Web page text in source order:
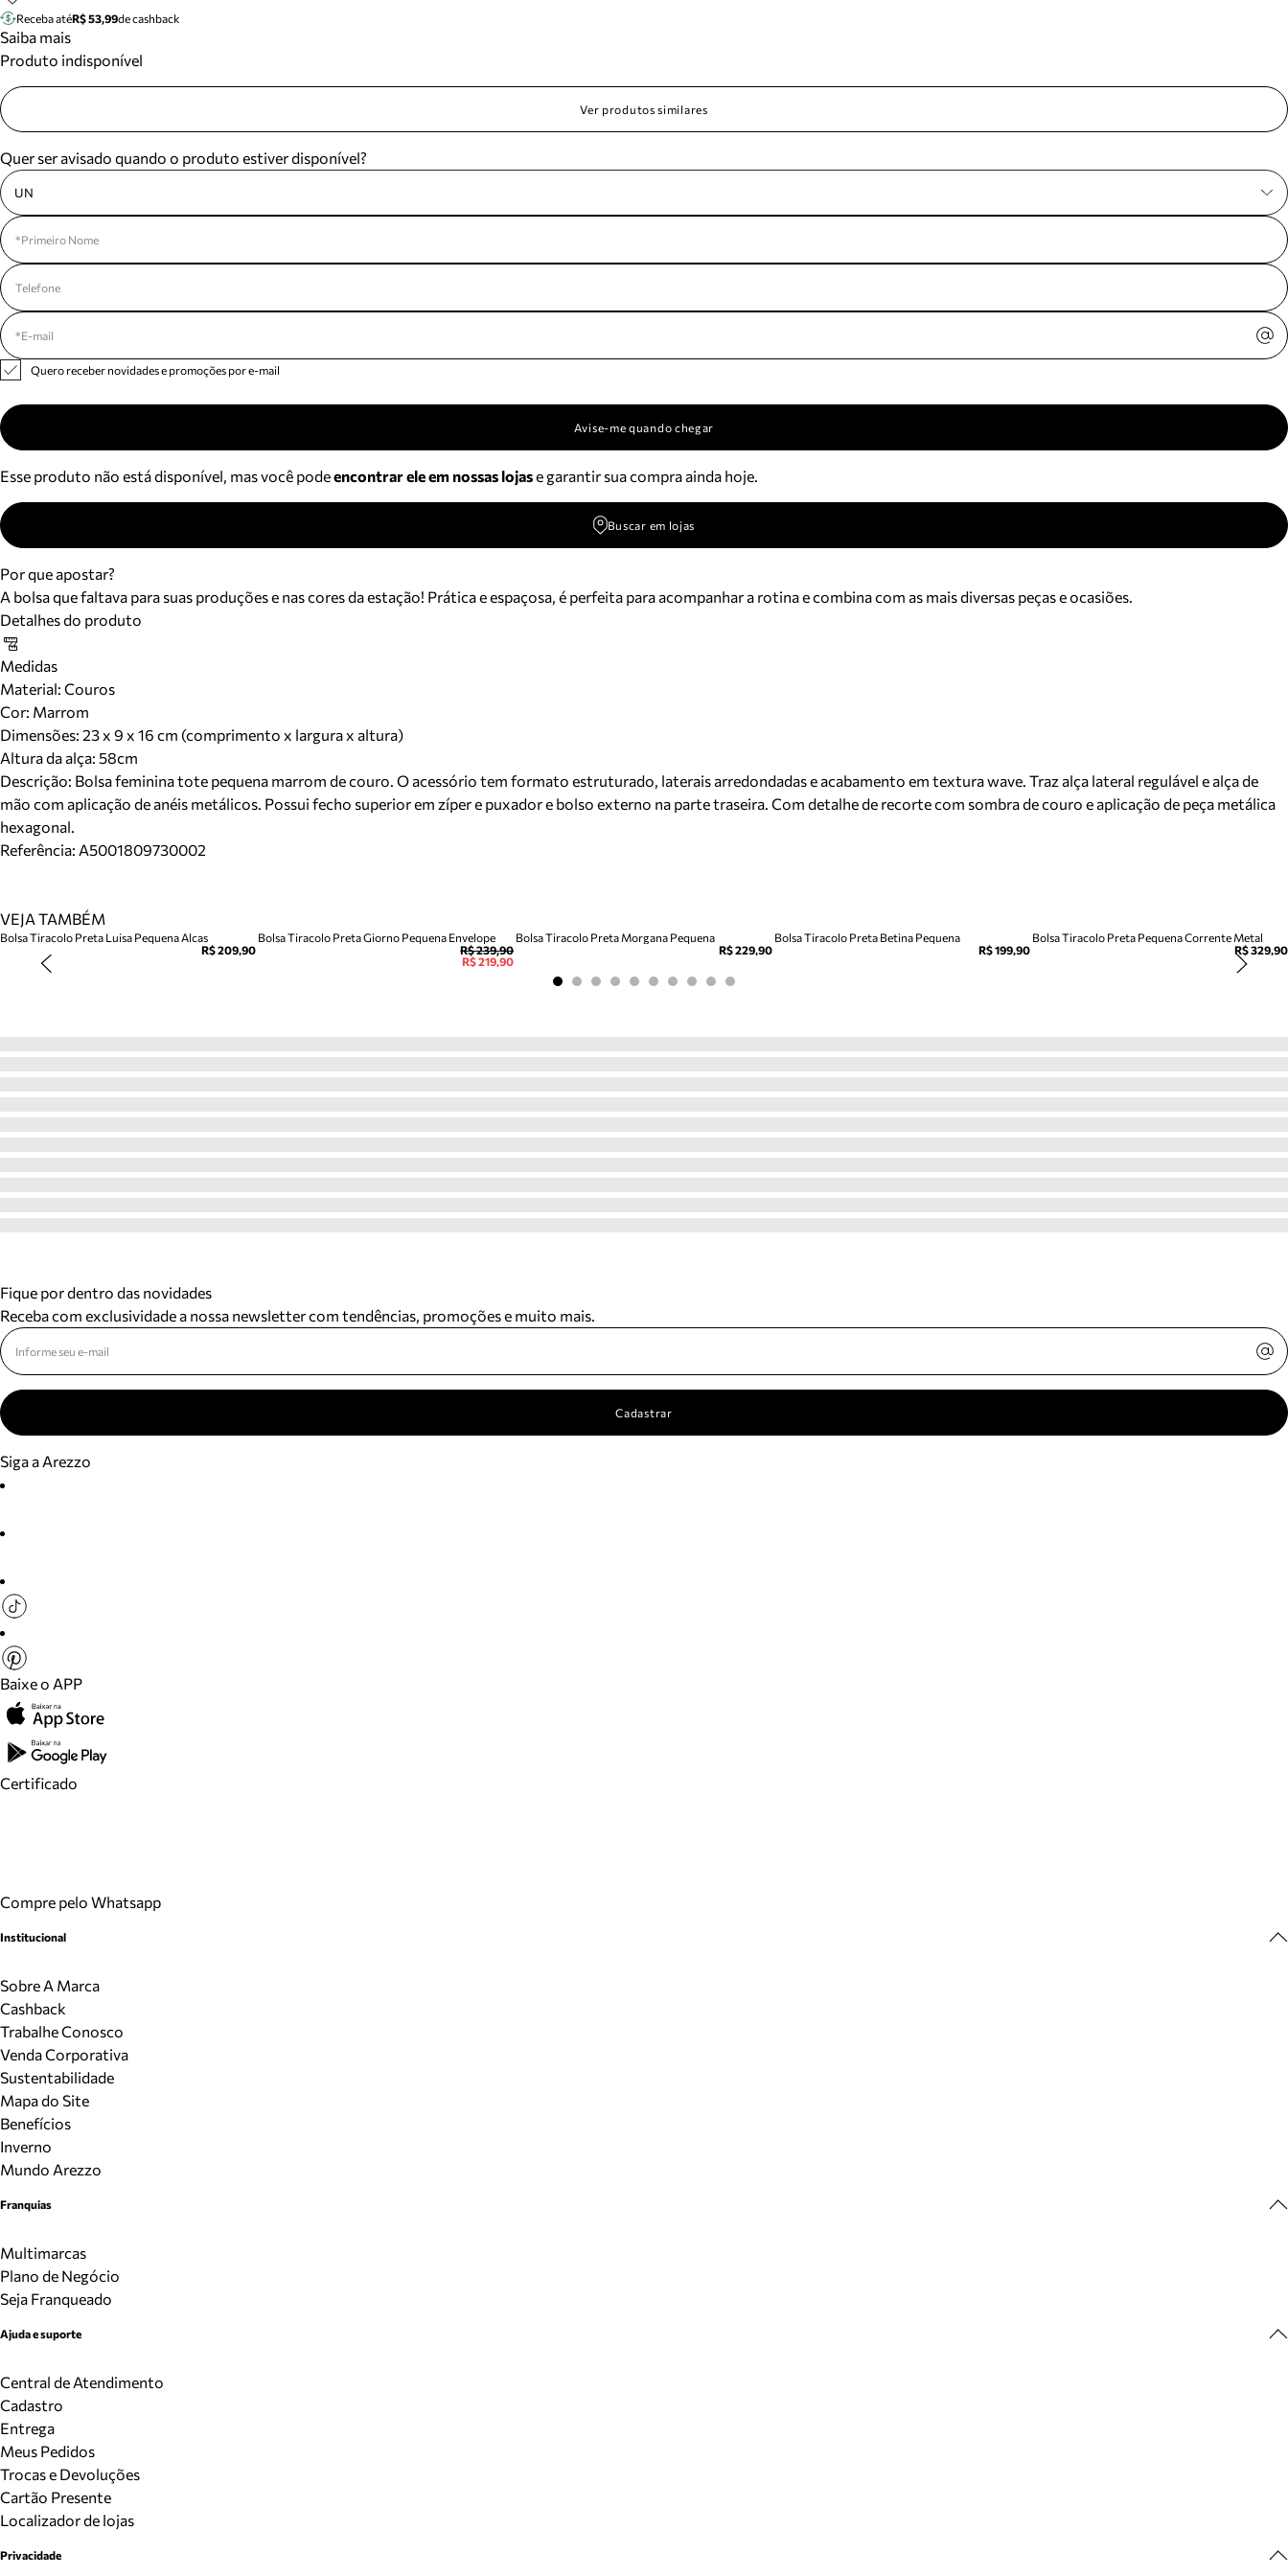
Meus pedidos
seus pedidos e
Receba atéR$ 53,99de cashback
Saiba mais
Produto indisponível
Ver produtos similares
Quer ser avisado quando o produto estiver disponível?
UN
Quero receber novidades e promoções por e-mail
Avise-me quando chegar
Esse produto não está disponível, mas você podeencontrar ele em nossas lojase garantir sua compra ainda hoje.
Buscar em lojas
Por que apostar?
A bolsa que faltava para suas produções e nas cores da estação! Prática e espaçosa, é perfeita para acompanhar a rotina e combina com as mais diversas peças e ocasiões.
Detalhes do produto
Medidas
Material: Couros
Cor: Marrom
Dimensões: 23 x 9 x 16 cm (comprimento x largura x altura)
Altura da alça: 58cm
Descrição: Bolsa feminina tote pequena marrom de couro. O acessório tem formato estruturado, laterais arredondadas e acabamento em textura wave. Traz alça lateral regulável e alça de
mão com aplicação de anéis metálicos. Possui fecho superior em zíper e puxador e bolso externo na parte traseira. Com detalhe de recorte com sombra de couro e aplicação de peça metálica
hexagonal.
Referência: A5001809730002
VEJA TAMBÉM
Bolsa Tiracolo Preta Luisa Pequena Alcas
R$ 209,90
Bolsa Tiracolo Preta Giorno Pequena Envelope
R$ 239,90
R$ 219,90
Bolsa Tiracolo Preta Morgana Pequena
R$ 229,90
Bolsa Tiracolo Preta Betina Pequena
R$ 199,90
Bolsa Tiracolo Preta Pequena Corrente Metal
R$ 329,90
Fique por dentro das novidades
Receba com exclusividade a nossa newsletter com tendências, promoções e muito mais.
Cadastrar
Siga a Arezzo
Baixe o APP
Certificado
Compre pelo Whatsapp
Institucional
Sobre A Marca
Cashback
Trabalhe Conosco
Venda Corporativa
Sustentabilidade
Mapa do Site
Benefícios
Inverno
Mundo Arezzo
Franquias
Multimarcas
Plano de Negócio
Seja Franqueado
Ajuda e suporte
Central de Atendimento
Cadastro
Entrega
Meus Pedidos
Trocas e Devoluções
Cartão Presente
Localizador de lojas
Privacidade